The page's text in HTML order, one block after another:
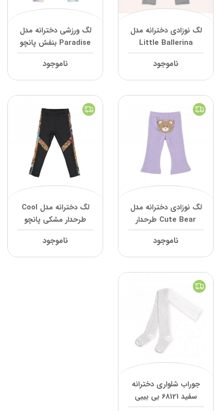
لگ نوزادی دخترانه مدل
Little Ballerina
خاکستری پانچو
ناموجود
لگ ورزشی دخترانه مدل
Paradise بنفش پانچو
ناموجود
لگ نوزادی دخترانه مدل
Cute Bear طرحدار
بنفش پانچو
ناموجود
لگ دخترانه مدل Cool
طرحدار مشکی پانچو
ناموجود
جوراب شلواری دخترانه
سفید 68121 بی بیبی